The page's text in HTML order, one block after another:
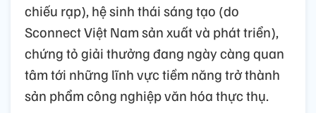
chiếu rạp), hệ sinh thái sáng tạo (do
Sconnect Việt Nam sản xuất và phát triển),
chứng tỏ giải thưởng đang ngày càng quan
tâm tới những lĩnh vực tiềm năng trở thành
sản phẩm công nghiệp văn hóa thực thụ.